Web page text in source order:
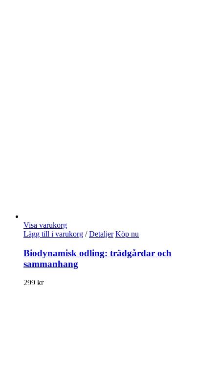
Visa varukorg
Lägg till i varukorg / Detaljer Köp nu
Biodynamisk odling: trädgårdar och
sammanhang
299 kr